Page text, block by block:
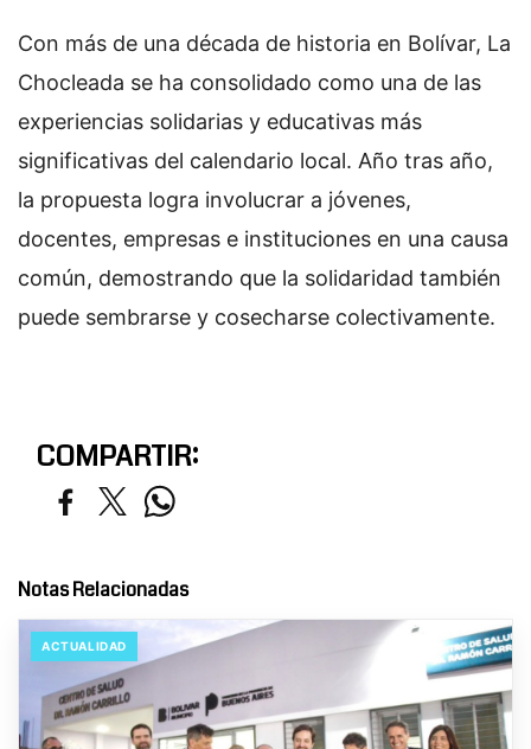
Con más de una década de historia en Bolívar, La
Chocleada se ha consolidado como una de las
experiencias solidarias y educativas más
significativas del calendario local. Año tras año,
la propuesta logra involucrar a jóvenes,
docentes, empresas e instituciones en una causa
común, demostrando que la solidaridad también
puede sembrarse y cosecharse colectivamente.
COMPARTIR:
Notas Relacionadas
ACTUALIDAD